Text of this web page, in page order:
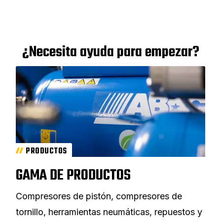
¿Necesita ayuda para empezar?
PRODUCTOS
GAMA DE PRODUCTOS
Compresores de pistón, compresores de
tornillo, herramientas neumáticas, repuestos y